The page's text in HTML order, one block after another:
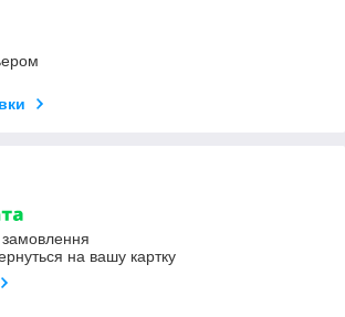
на вашу картку